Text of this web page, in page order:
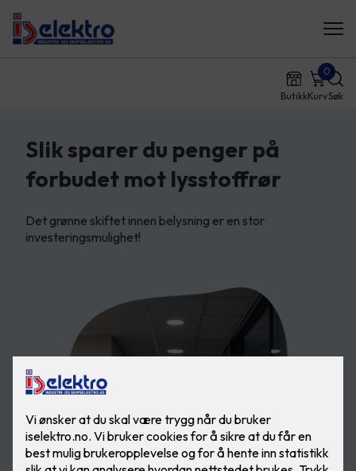
ButikkKurv
0
Søk
Slik sparer du penger på
forbudet mot lysstoffrør
Det grønne skiftet innen belysning er en stor
investeringsmulighet!